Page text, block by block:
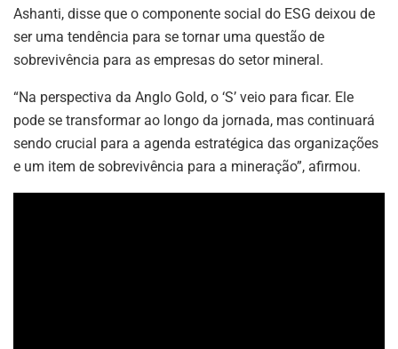
Ashanti, disse que o componente social do ESG deixou de
ser uma tendência para se tornar uma questão de
sobrevivência para as empresas do setor mineral.
“Na perspectiva da Anglo Gold, o ‘S’ veio para ficar. Ele
pode se transformar ao longo da jornada, mas continuará
sendo crucial para a agenda estratégica das organizações
e um item de sobrevivência para a mineração”, afirmou.